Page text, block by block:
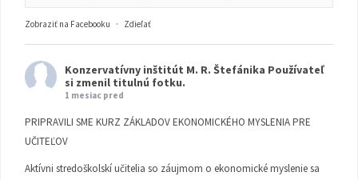
Zobraziť na Facebooku · Zdieľať
Konzervatívny inštitút M. R. Štefánika Používateľ
si zmenil titulnú fotku.
1 mesiac pred
PRIPRAVILI SME KURZ ZÁKLADOV EKONOMICKÉHO MYSLENIA PRE
UČITEĽOV
Aktívni stredoškolskí učitelia so záujmom o ekonomické myslenie sa